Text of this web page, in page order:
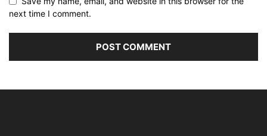
next time I comment.